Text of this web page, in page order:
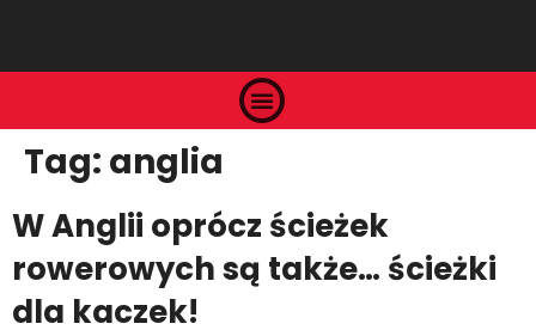
Tag: anglia
W Anglii oprócz ścieżek
rowerowych są także… ścieżki
dla kaczek!